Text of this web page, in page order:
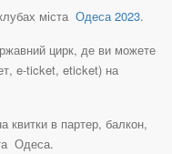
міста Одеса 2023.
цирк, де ви можете
e-ticket, eticket) на
квитки в партер, балкон,
Одеса.